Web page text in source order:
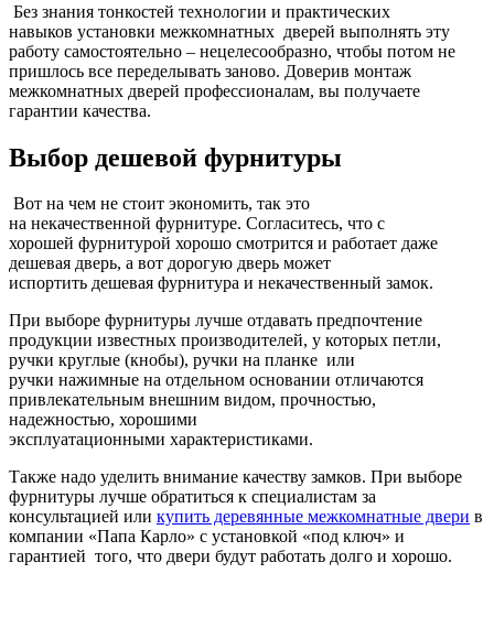
Без знания тонкостей технологии и практических
навыков установки межкомнатных дверей выполнять эту
работу самостоятельно – нецелесообразно, чтобы потом не
пришлось все переделывать заново. Доверив монтаж
межкомнатных дверей профессионалам, вы получаете
гарантии качества.
Выбор дешевой фурнитуры
Вот на чем не стоит экономить, так это
на некачественной фурнитуре. Согласитесь, что с
хорошей фурнитурой хорошо смотрится и работает даже
дешевая дверь, а вот дорогую дверь может
испортить дешевая фурнитура и некачественный замок.
При выборе фурнитуры лучше отдавать предпочтение
продукции известных производителей, у которых петли,
ручки круглые (кнобы), ручки на планке или
ручки нажимные на отдельном основании отличаются
привлекательным внешним видом, прочностью,
надежностью, хорошими
эксплуатационными характеристиками.
Также надо уделить внимание качеству замков. При выборе
фурнитуры лучше обратиться к специалистам за
консультацией или купить деревянные межкомнатные двери в
компании «Папа Карло» с установкой «под ключ» и
гарантией того, что двери будут работать долго и хорошо.